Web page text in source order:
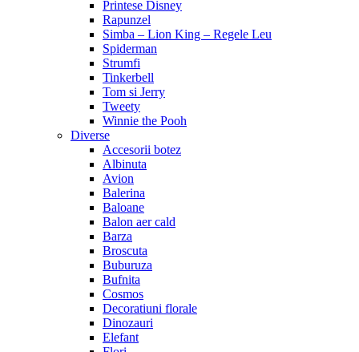
Printese Disney
Rapunzel
Simba – Lion King – Regele Leu
Spiderman
Strumfi
Tinkerbell
Tom si Jerry
Tweety
Winnie the Pooh
Diverse
Accesorii botez
Albinuta
Avion
Balerina
Baloane
Balon aer cald
Barza
Broscuta
Buburuza
Bufnita
Cosmos
Decoratiuni florale
Dinozauri
Elefant